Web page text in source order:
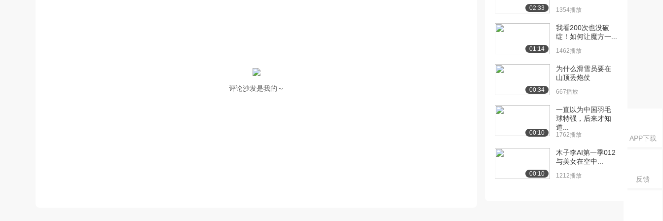
APP下载
反馈
评论沙发是我的～
02:33 1354播放
01:14
我看200次也没破
绽！如何让魔方一...
1462播放
00:34
为什么滑雪员要在
山顶丢炮仗
667播放
00:10
一直以为中国羽毛
球特强，后来才知
道...
1762播放
00:10
木子李AI第一季012
与美女在空中...
1212播放